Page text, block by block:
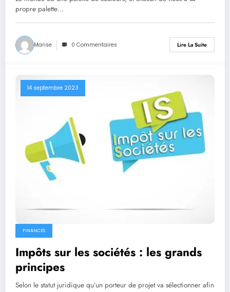
propre palette…
Marise 0 Commentaires Lire La Suite
14 septembre 2023
FINANCES
Impôts sur les sociétés : les grands
principes
Selon le statut juridique qu’un porteur de projet va sélectionner afin